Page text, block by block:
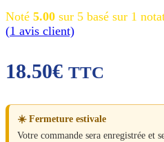
Noté 5.00 sur 5 basé sur 1
(1 avis client)
18.50€ TTC
☀️ Fermeture estivale
Votre commande sera enregistrée et